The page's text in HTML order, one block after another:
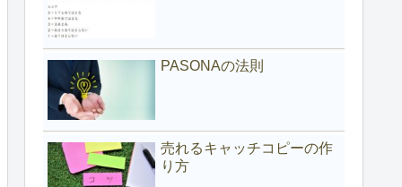
PASONAの法則
売れるキャッチコピーの作
り方